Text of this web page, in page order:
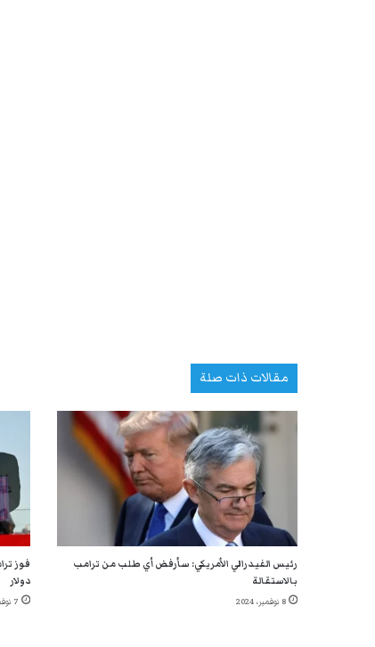
مقالات ذات صلة
رئيس الفيدرالي الأمريكي: سأرفض أي طلب من ترامب
بالاستقالة
8 نوفمبر، 2024
دولار
7 نوفمبر، 2024